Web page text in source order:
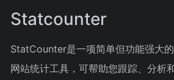
Statcounter
StatCounter是一项简单但功能强大
网站统计工具，可帮助您跟踪、分析